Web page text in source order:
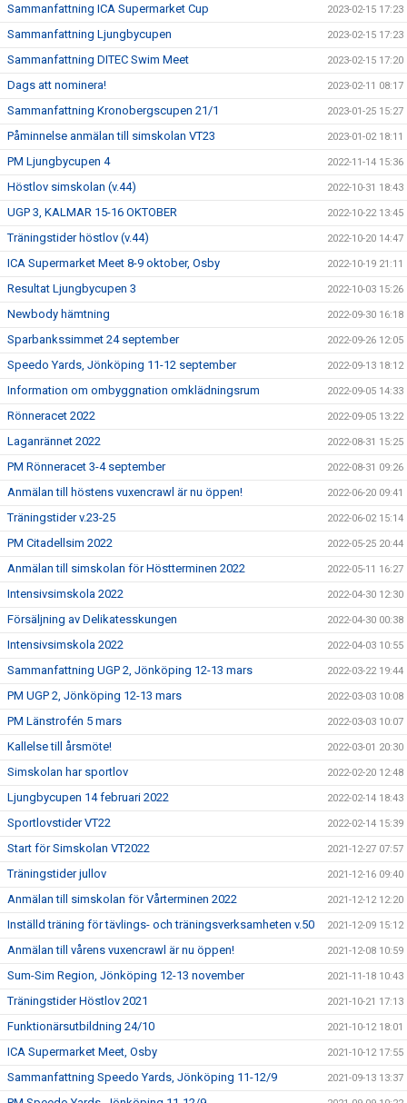
Sammanfattning ICA Supermarket Cup 2023-02-15 17:23
Sammanfattning Ljungbycupen 2023-02-15 17:23
Sammanfattning DITEC Swim Meet 2023-02-15 17:20
Dags att nominera! 2023-02-11 08:17
Sammanfattning Kronobergscupen 21/1 2023-01-25 15:27
Påminnelse anmälan till simskolan VT23 2023-01-02 18:11
PM Ljungbycupen 4 2022-11-14 15:36
Höstlov simskolan (v.44) 2022-10-31 18:43
UGP 3, KALMAR 15-16 OKTOBER 2022-10-22 13:45
Träningstider höstlov (v.44) 2022-10-20 14:47
ICA Supermarket Meet 8-9 oktober, Osby 2022-10-19 21:11
Resultat Ljungbycupen 3 2022-10-03 15:26
Newbody hämtning 2022-09-30 16:18
Sparbankssimmet 24 september 2022-09-26 12:05
Speedo Yards, Jönköping 11-12 september 2022-09-13 18:12
Information om ombyggnation omklädningsrum 2022-09-05 14:33
Rönneracet 2022 2022-09-05 13:22
Laganrännet 2022 2022-08-31 15:25
PM Rönneracet 3-4 september 2022-08-31 09:26
Anmälan till höstens vuxencrawl är nu öppen! 2022-06-20 09:41
Träningstider v.23-25 2022-06-02 15:14
PM Citadellsim 2022 2022-05-25 20:44
Anmälan till simskolan för Höstterminen 2022 2022-05-11 16:27
Intensivsimskola 2022 2022-04-30 12:30
Försäljning av Delikatesskungen 2022-04-30 00:38
Intensivsimskola 2022 2022-04-03 10:55
Sammanfattning UGP 2, Jönköping 12-13 mars 2022-03-22 19:44
PM UGP 2, Jönköping 12-13 mars 2022-03-03 10:08
PM Länstrofén 5 mars 2022-03-03 10:07
Kallelse till årsmöte! 2022-03-01 20:30
Simskolan har sportlov 2022-02-20 12:48
Ljungbycupen 14 februari 2022 2022-02-14 18:43
Sportlovstider VT22 2022-02-14 15:39
Start för Simskolan VT2022 2021-12-27 07:57
Träningstider jullov 2021-12-16 09:40
Anmälan till simskolan för Vårterminen 2022 2021-12-12 12:20
Inställd träning för tävlings- och träningsverksamheten v.50 2021-12-09 15:12
Anmälan till vårens vuxencrawl är nu öppen! 2021-12-08 10:59
Sum-Sim Region, Jönköping 12-13 november 2021-11-18 10:43
Träningstider Höstlov 2021 2021-10-21 17:13
Funktionärsutbildning 24/10 2021-10-12 18:01
ICA Supermarket Meet, Osby 2021-10-12 17:55
Sammanfattning Speedo Yards, Jönköping 11-12/9 2021-09-13 13:37